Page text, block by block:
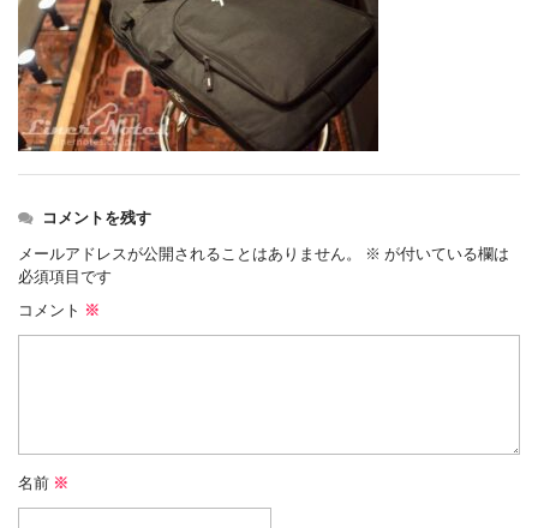
コメントを残す
メールアドレスが公開されることはありません。 ※ が付いている欄は
必須項目です
コメント ※
名前 ※